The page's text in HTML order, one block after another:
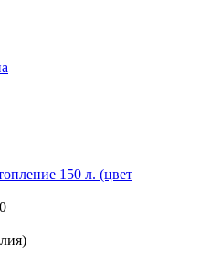
150 л. (цвет